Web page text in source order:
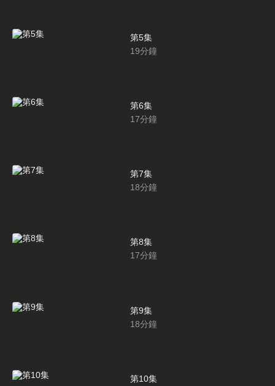
第5集
19分鐘
第6集
17分鐘
第7集
18分鐘
第8集
17分鐘
第9集
18分鐘
第10集